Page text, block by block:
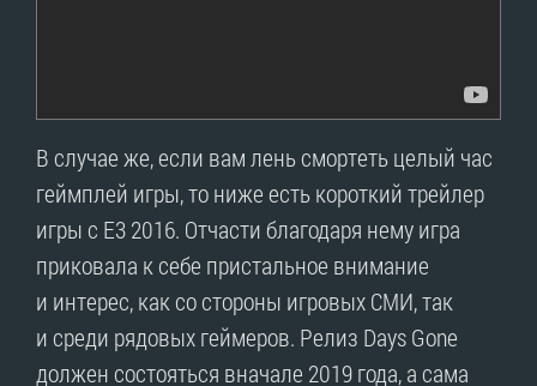
В случае же, если вам лень смортеть целый час
геймплей игры, то ниже есть короткий трейлер
игры с E3 2016. Отчасти благодаря нему игра
приковала к себе пристальное внимание
и интерес, как со стороны игровых СМИ, так
и среди рядовых геймеров. Релиз Days Gone
должен состояться вначале 2019 года, а сама